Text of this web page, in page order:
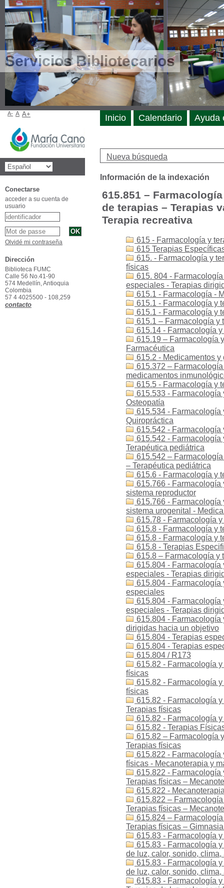
Servicios Bibliotecarios
Nueva búsqueda
Información de la indexación
615.851 –
de terapias – Terapias
Terapia recreativa
615 - Farmacología y
615 Terapias
615. - Farmacología y
físicas
615. 804 -
especiales - Terapias
615.1 - Farmacología -
615.1 - Farmacología y
615.1 - Farmacología y
615.1 – Farmacología y
615.14 - Farmacología
615.19 – Farmacología
Farmacéutica
615.2 - Medicamentos
615.372 –
medicamentos
615.5 - Farmacología y
615.533 - Farmacología
Osteopatía
615.534 - Farmacología
Quiropráctica
615.542 - Farmacología
615.542 - Farmacología
Terapéutica pediátrica
615.542 –
– Terapéutica pediátrica
615.6 - Farmacología y
615.766 - Farmacología
sistema reproductor
615.766 - Farmacología
sistema urogenital -
615.78 - Farmacología
615.8 - Farmacología y
615.8 - Farmacología y
615.8 - Terapias
615.8 – Farmacología y
615.804 - Farmacología
especiales - Terapias
615.804 - Farmacología
especiales
615.804 - Farmacología
especiales - Terapias
615.804 - Farmacología
dirigidas hacia un objetivo
615.804 - Terapias
615.804 - Terapias
615.804 / R173
615.82 - Farmacología
físicas
615.82 - Farmacología
físicas
615.82 - Farmacología
Terapias físicas
615.82 - Farmacología
615.82 - Terapias
615.82 – Farmacología
Terapias físicas
615.822 - Farmacología
físicas - Mecanoterapia y
615.822 - Farmacología
Terapias físicas –
615.822 -
615.822 –
Terapias físicas –
615.824 –
Terapias físicas –
615.83 - Farmacología
615.83 - Farmacología
de luz, calor, sonido,
615.83 - Farmacología
de luz, calor, sonido,
615.83 - Farmacología
Inicio Calendario Ayuda
A- A A+
Conectarse
acceder a su cuenta de
usuario
Olvidé mi contraseña
Dirección
Biblioteca FUMC
Calle 56 No.41-90
574 Medellín, Antioquia
Colombia
57 4 4025500 - 108,259
contacto